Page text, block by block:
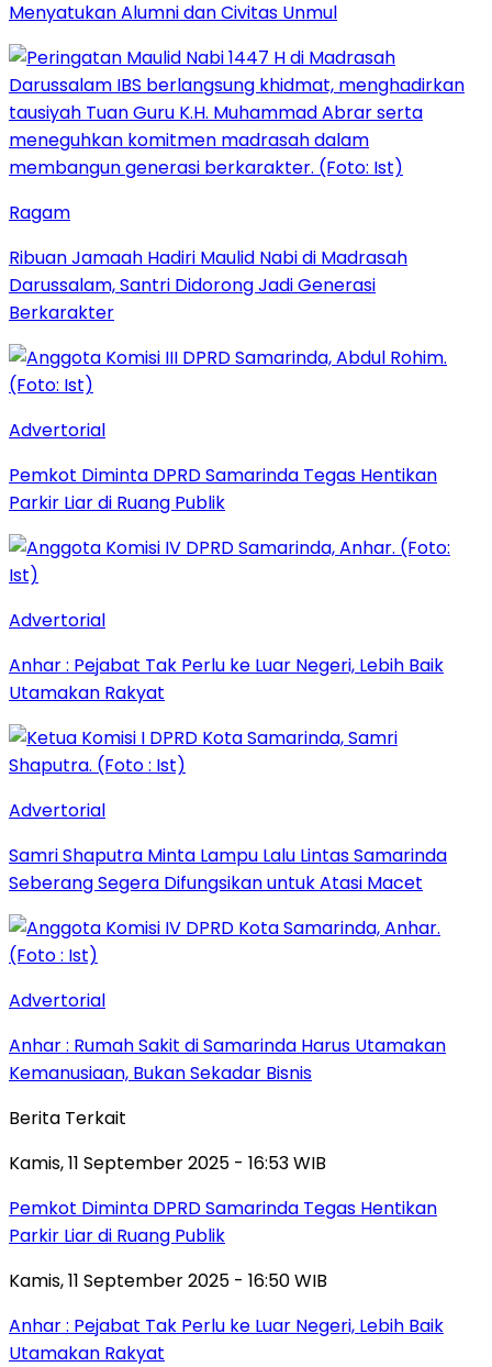
Menyatukan Alumni dan Civitas Unmul
Ragam
Ribuan Jamaah Hadiri Maulid Nabi di Madrasah
Darussalam, Santri Didorong Jadi Generasi
Berkarakter
Advertorial
Pemkot Diminta DPRD Samarinda Tegas Hentikan
Parkir Liar di Ruang Publik
Advertorial
Anhar : Pejabat Tak Perlu ke Luar Negeri, Lebih Baik
Utamakan Rakyat
Advertorial
Samri Shaputra Minta Lampu Lalu Lintas Samarinda
Seberang Segera Difungsikan untuk Atasi Macet
Advertorial
Anhar : Rumah Sakit di Samarinda Harus Utamakan
Kemanusiaan, Bukan Sekadar Bisnis
Berita Terkait
Kamis, 11 September 2025 - 16:53 WIB
Pemkot Diminta DPRD Samarinda Tegas Hentikan
Parkir Liar di Ruang Publik
Kamis, 11 September 2025 - 16:50 WIB
Anhar : Pejabat Tak Perlu ke Luar Negeri, Lebih Baik
Utamakan Rakyat